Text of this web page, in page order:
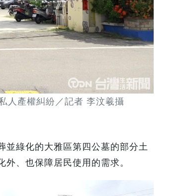
人產權糾紛／記者 李汶羲攝
並綠化的大雅區第四公墓的部分土
外、也保障居民使用的需求。